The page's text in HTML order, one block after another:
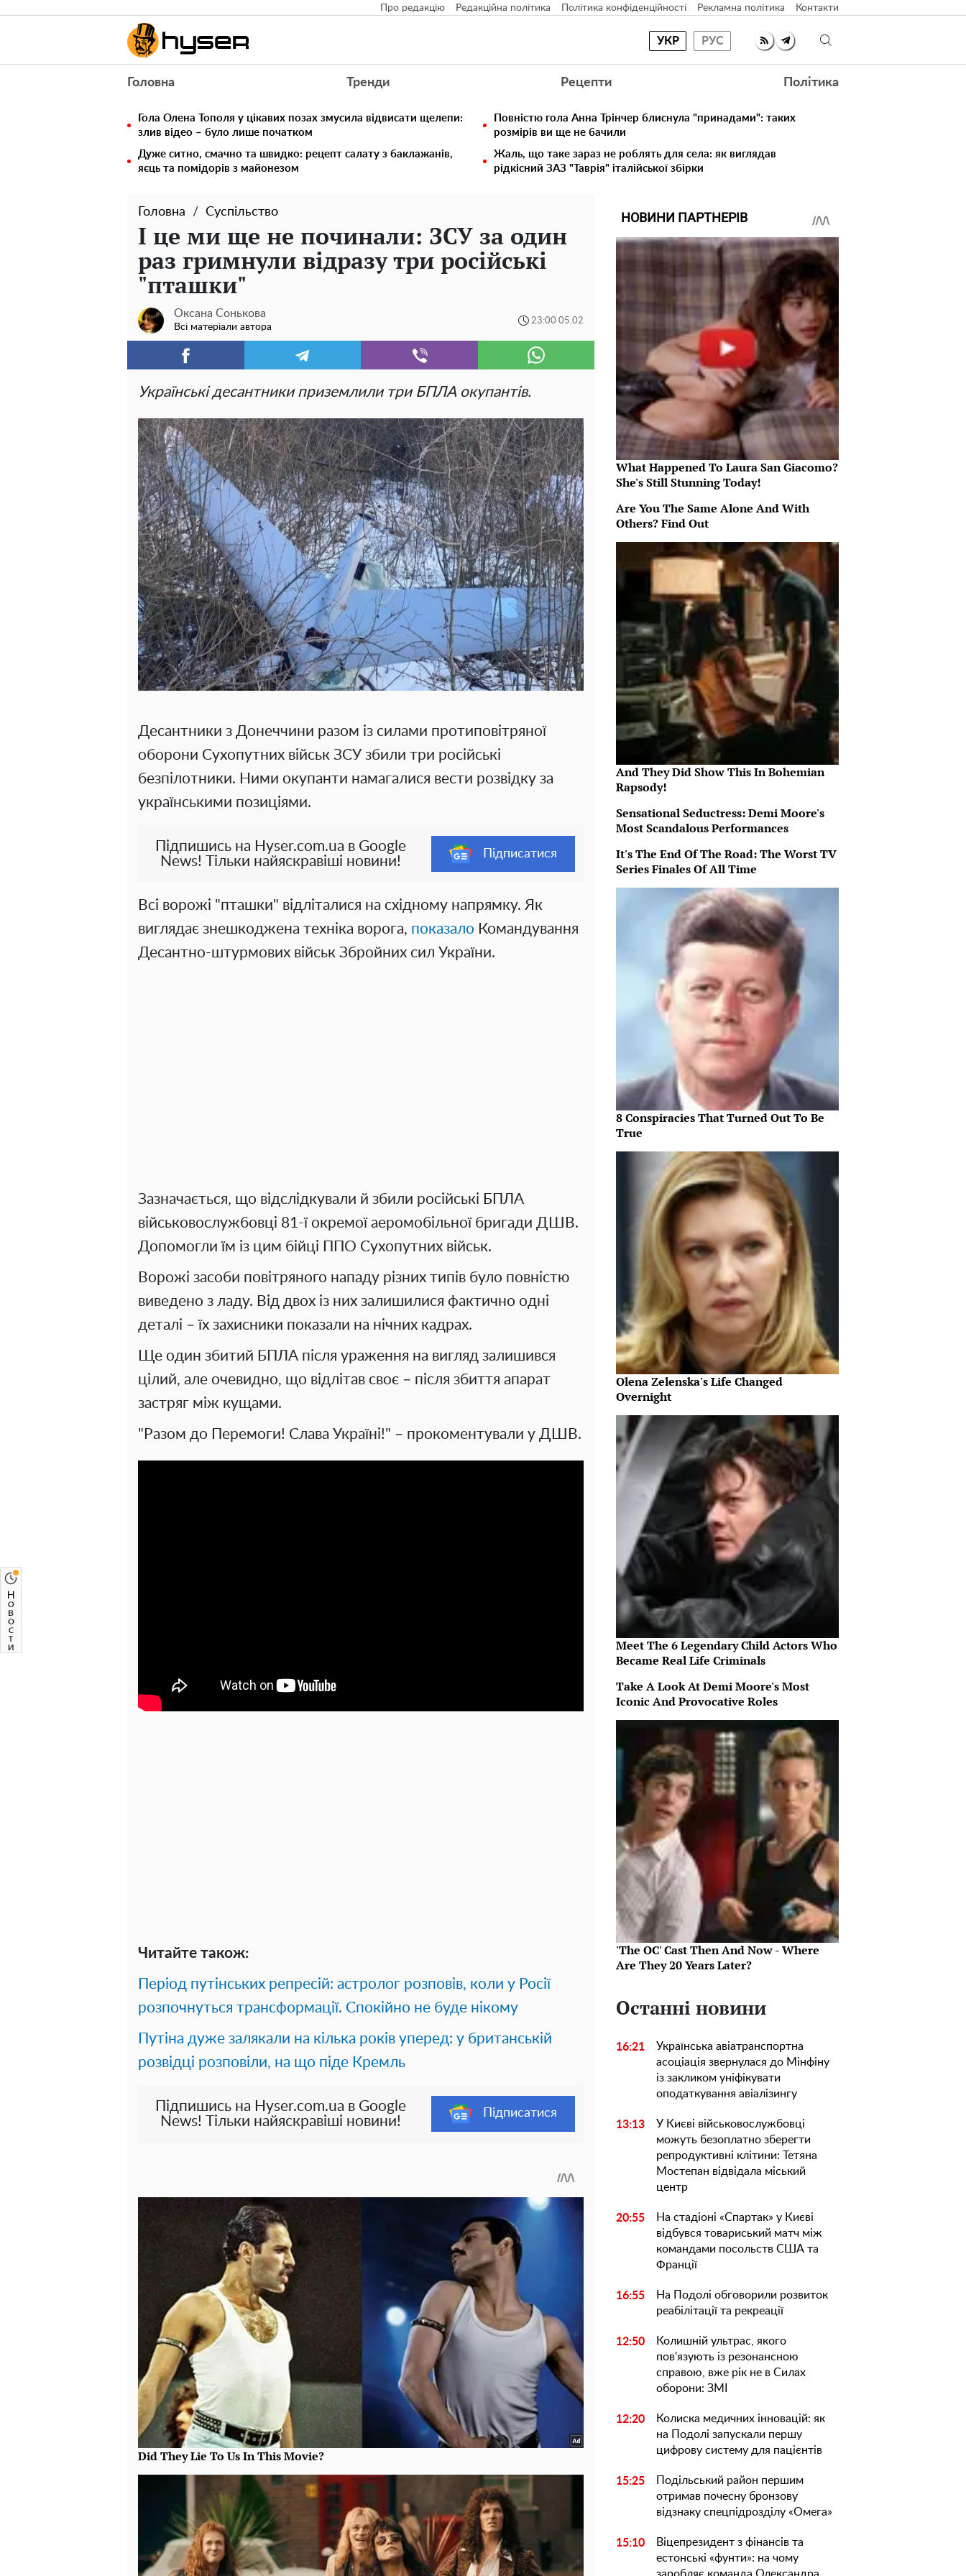
Про редакцію Редакційна політика Політика конфіденційності Рекламна політика Контакти
УКР РУС
Головна Тренди Рецепти Політика
Гола Олена Тополя у цікавих позах змусила відвисати щелепи:
злив відео – було лише початком
Повністю гола Анна Трінчер блиснула "принадами": таких
розмірів ви ще не бачили
Дуже ситно, смачно та швидко: рецепт салату з баклажанів,
яєць та помідорів з майонезом
Жаль, що таке зараз не роблять для села: як виглядав
рідкісний ЗАЗ "Таврія" італійської збірки
Головна Суспільство
І це ми ще не починали: ЗСУ за один
раз гримнули відразу три російські
"пташки"
Оксана Сонькова
Всі матеріали автора
23:00 05.02
Українські десантники приземлили три БПЛА окупантів.
Десантники з Донеччини разом із силами протиповітряної
оборони Сухопутних військ ЗСУ збили три російські
безпілотники. Ними окупанти намагалися вести розвідку за
українськими позиціями.
Підпишись на Hyser.com.ua в Google
News! Тільки найяскравіші новини!
Підписатися
Всі ворожі "пташки" відліталися на східному напрямку. Як
виглядає знешкоджена техніка ворога, показало Командування
Десантно-штурмових військ Збройних сил України.
Зазначається, що відслідкували й збили російські БПЛА
військовослужбовці 81-ї окремої аеромобільної бригади ДШВ.
Допомогли їм із цим бійці ППО Сухопутних військ.
Ворожі засоби повітряного нападу різних типів було повністю
виведено з ладу. Від двох із них залишилися фактично одні
деталі – їх захисники показали на нічних кадрах.
Ще один збитий БПЛА після ураження на вигляд залишився
цілий, але очевидно, що відлітав своє – після збиття апарат
застряг між кущами.
"Разом до Перемоги! Слава Україні!" – прокоментували у ДШВ.
Читайте також:
Період путінських репресій: астролог розповів, коли у Росії
розпочнуться трансформації. Спокійно не буде нікому
Путіна дуже залякали на кілька років уперед: у британській
розвідці розповіли, на що піде Кремль
Підпишись на Hyser.com.ua в Google
News! Тільки найяскравіші новини!
Підписатися
НОВИНИ ПАРТНЕРІВ
What Happened To Laura San Giacomo?
She's Still Stunning Today!
Are You The Same Alone And With
Others? Find Out
And They Did Show This In Bohemian
Rapsody!
Sensational Seductress: Demi Moore's
Most Scandalous Performances
It's The End Of The Road: The Worst TV
Series Finales Of All Time
8 Conspiracies That Turned Out To Be
True
Olena Zelenska's Life Changed
Overnight
Meet The 6 Legendary Child Actors Who
Became Real Life Criminals
Take A Look At Demi Moore's Most
Iconic And Provocative Roles
'The OC' Cast Then And Now - Where
Are They 20 Years Later?
Останні новини
16:21
Українська авіатранспортна
асоціація звернулася до Мінфіну
із закликом уніфікувати
оподаткування авіалізингу
13:13
У Києві військовослужбовці
можуть безоплатно зберегти
репродуктивні клітини: Тетяна
Мостепан відвідала міський
центр
20:55
На стадіоні «Спартак» у Києві
відбувся товариський матч між
командами посольств США та
Франції
16:55
На Подолі обговорили розвиток
реабілітації та рекреації
12:50
Колишній ультрас, якого
пов'язують із резонансною
справою, вже рік не в Силах
оборони: ЗМІ
12:20
Колиска медичних інновацій: як
на Подолі запускали першу
цифрову систему для пацієнтів
15:25
Подільський район першим
отримав почесну бронзову
відзнаку спецпідрозділу «Омега»
15:10
Віцепрезидент з фінансів та
естонські «фунти»: на чому